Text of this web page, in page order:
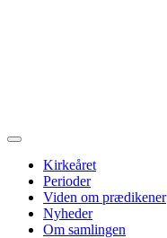
Kirkeåret
Perioder
Viden om prædikener
Nyheder
Om samlingen